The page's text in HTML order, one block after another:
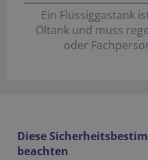
Ein Flüssiggastank
Öltank und muss
oder
Diese
beachten